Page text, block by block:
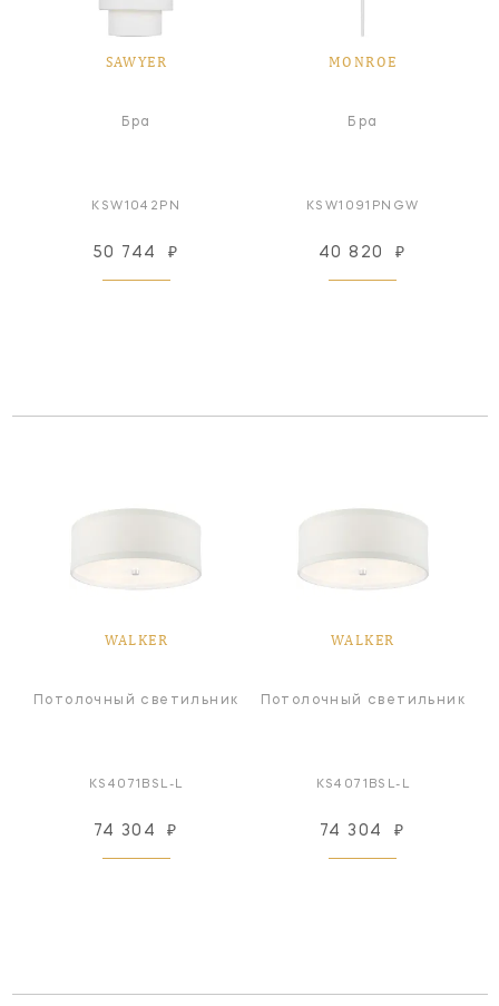
SAWYER
Бра
KSW1042PN
50 744 ₽
MONROE
Бра
KSW1091PNGW
40 820 ₽
WALKER
Потолочный светильник
KS4071BSL-L
74 304 ₽
WALKER
Потолочный светильник
KS4071BSL-L
74 304 ₽